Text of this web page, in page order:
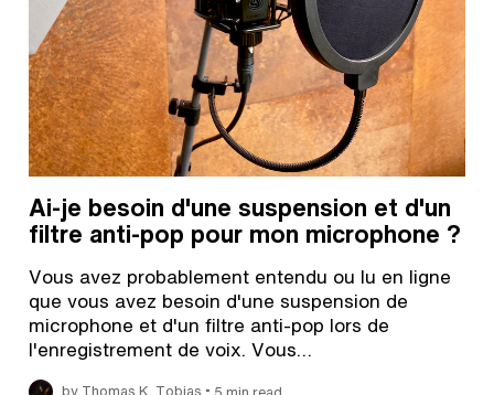
Ai-je besoin d'une suspension et d'un
filtre anti-pop pour mon microphone ?
Vous avez probablement entendu ou lu en ligne
que vous avez besoin d'une suspension de
microphone et d'un filtre anti-pop lors de
l'enregistrement de voix. Vous…
•